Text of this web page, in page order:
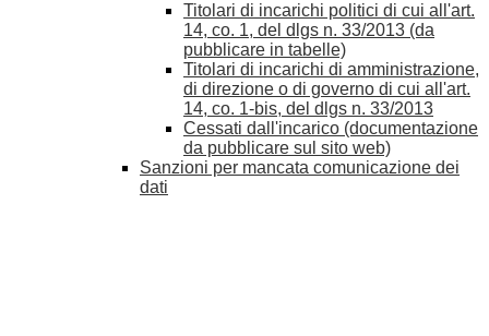
Titolari di incarichi politici di cui all'art.
14, co. 1, del dlgs n. 33/2013 (da
pubblicare in tabelle)
Titolari di incarichi di amministrazione,
di direzione o di governo di cui all'art.
14, co. 1-bis, del dlgs n. 33/2013
Cessati dall'incarico (documentazione
da pubblicare sul sito web)
Sanzioni per mancata comunicazione dei
dati